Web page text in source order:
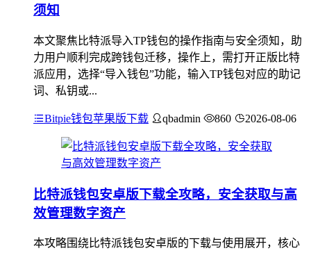
须知
本文聚焦比特派导入TP钱包的操作指南与安全须知，助
力用户顺利完成跨钱包迁移，操作上，需打开正版比特
派应用，选择“导入钱包”功能，输入TP钱包对应的助记
词、私钥或...
Bitpie钱包苹果版下载 qbadmin 860 2026-08-06
比特派钱包安卓版下载全攻略，安全获取与高
效管理数字资产
本攻略围绕比特派钱包安卓版的下载与使用展开，核心